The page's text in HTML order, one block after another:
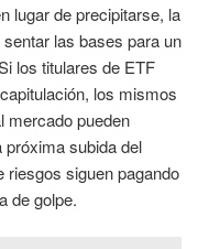
lugar de precipitarse, la
las bases para un
los titulares de ETF
los mismos
mercado pueden
próxima subida del
riesgos siguen pagando
de golpe.